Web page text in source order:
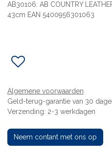
AB30106: AB COUNTRY
43cm EAN 5400956301063
Algemene voorwaarden
Geld-terug-garantie van 30
Verzending: 2-3 werkdagen
Neem contant met ons op